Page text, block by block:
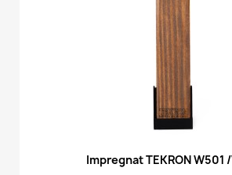
Impregnat TEKRON W501